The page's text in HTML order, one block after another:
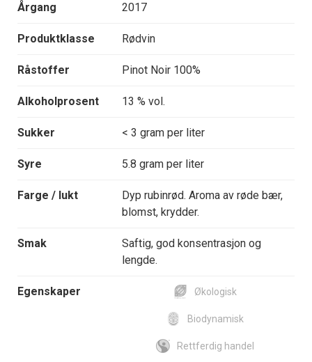
Årgang 2017
Produktklasse Rødvin
Råstoffer Pinot Noir 100%
Alkoholprosent 13 % vol.
Sukker < 3 gram per liter
Syre 5.8 gram per liter
Farge / lukt
Dyp rubinrød. Aroma av røde bær,
blomst, krydder.
Smak
Saftig, god konsentrasjon og
lengde.
Egenskaper Økologisk
Biodynamisk
Rettferdig handel